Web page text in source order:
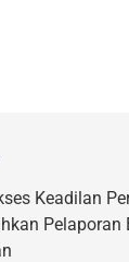
Keadilan
Pelaporan